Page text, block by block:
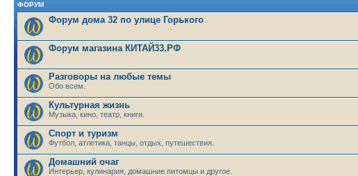
ФОРУМ
Форум дома 32 по улице Горького
Форум магазина КИТАЙ33.РФ
Разговоры на любые темы
Обо всем.
Культурная жизнь
Музыка, кино, театр, книги.
Спорт и туризм
Футбол, атлетика, танцы, отдых, путешествия.
Домашний очаг
Интерьер, кулинария, домашние питомцы и другое.